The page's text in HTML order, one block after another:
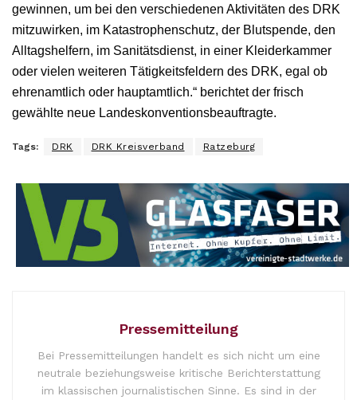
gewinnen, um bei den verschiedenen Aktivitäten des DRK
mitzuwirken, im Katastrophenschutz, der Blutspende, den
Alltagshelfern, im Sanitätsdienst, in einer Kleiderkammer
oder vielen weiteren Tätigkeitsfeldern des DRK, egal ob
ehrenamtlich oder hauptamtlich.“ berichtet der frisch
gewählte neue Landeskonventionsbeauftragte.
Tags: DRK DRK Kreisverband Ratzeburg
Pressemitteilung
Bei Pressemitteilungen handelt es sich nicht um eine
neutrale beziehungsweise kritische Berichterstattung
im klassischen journalistischen Sinne. Es sind in der